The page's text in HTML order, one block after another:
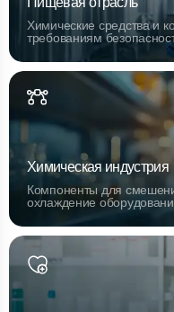
Химические средства и
требованиям
Химическая индустрия
Компоненты для
охлаждение